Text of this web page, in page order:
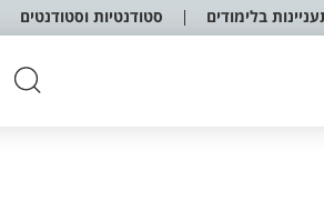
בלימודים סטודנטיות וסטודנטים